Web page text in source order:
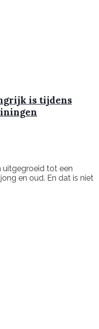
is tijdens
uitgegroeid tot een
en oud. En dat is niet